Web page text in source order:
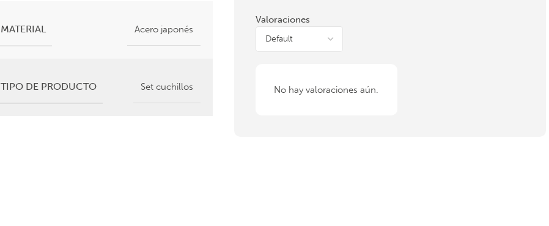
MATERIAL Acero japonés
TIPO DE PRODUCTO Set cuchillos
Valoraciones
No hay valoraciones aún.